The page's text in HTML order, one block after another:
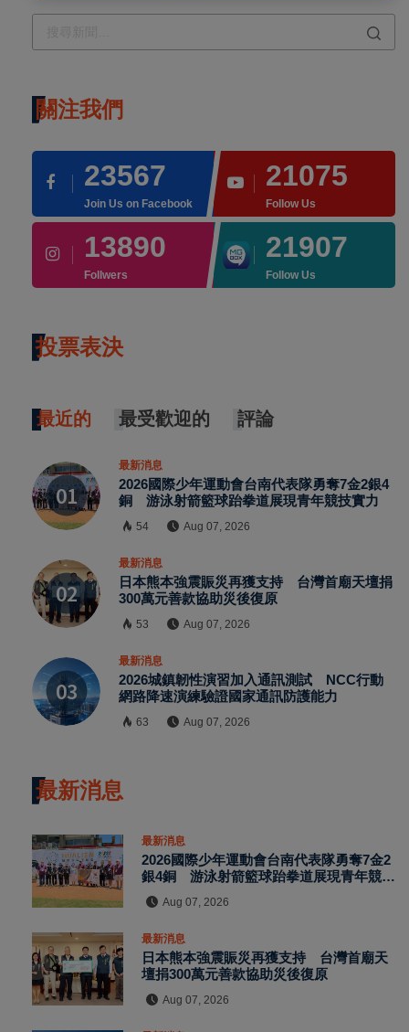
關注我們
23567
Join Us on Facebook
21075
Follow Us
13890
Follwers
21907
Follow Us
投票表決
最近的 最受歡迎的 評論
最新消息
2026國際少年運動會台南代表隊勇奪7金2銀4
銅 游泳射箭籃球跆拳道展現青年競技實力
54 Aug 07, 2026
最新消息
日本熊本強震賑災再獲支持 台灣首廟天壇捐
300萬元善款協助災後復原
53 Aug 07, 2026
最新消息
2026城鎮韌性演習加入通訊測試 NCC行動
網路降速演練驗證國家通訊防護能力
63 Aug 07, 2026
最新消息
最新消息
2026國際少年運動會台南代表隊勇奪7金2
銀4銅 游泳射箭籃球跆拳道展現青年競技
實力
Aug 07, 2026
最新消息
日本熊本強震賑災再獲支持 台灣首廟天
壇捐300萬元善款協助災後復原
Aug 07, 2026